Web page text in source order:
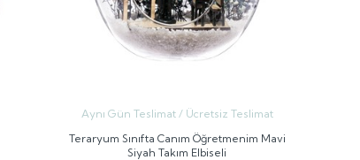
Aynı Gün Teslimat / Ücretsiz Teslimat
Teraryum Sınıfta Canım Öğretmenim Mavi
Siyah Takım Elbiseli